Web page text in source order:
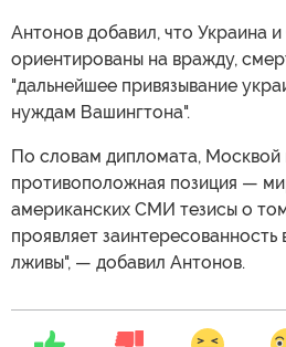
Антонов добавил, что Украина
ориентированы на вражду,
"дальнейшее привязывание
нуждам Вашингтона".
По словам дипломата, Москвой
противоположная позиция —
американских СМИ тезисы о
проявляет
лживы", — добавил Антонов.